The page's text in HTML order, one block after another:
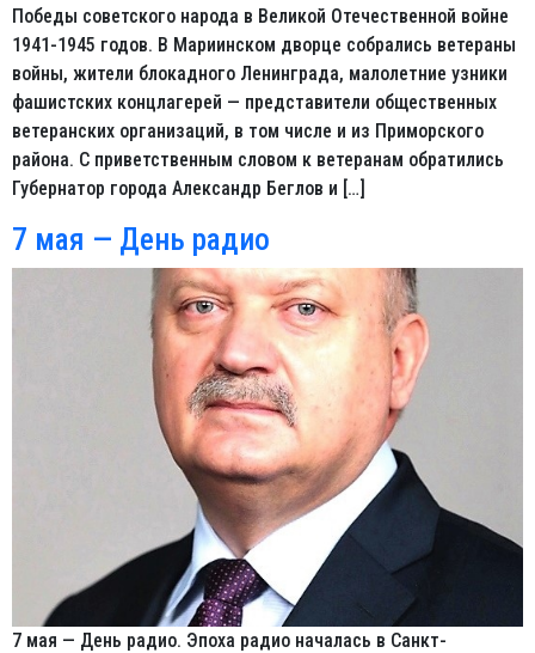
Победы советского народа в Великой Отечественной войне
1941-1945 годов. В Мариинском дворце собрались ветераны
войны, жители блокадного Ленинграда, малолетние узники
фашистских концлагерей — представители общественных
ветеранских организаций, в том числе и из Приморского
района. С приветственным словом к ветеранам обратились
Губернатор города Александр Беглов и […]
7 мая — День радио
7 мая — День радио. Эпоха радио началась в Санкт-